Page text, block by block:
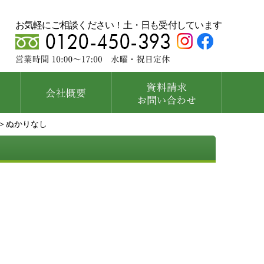
お気軽にご相談ください！土・日も受付しています
＞ぬかりなし